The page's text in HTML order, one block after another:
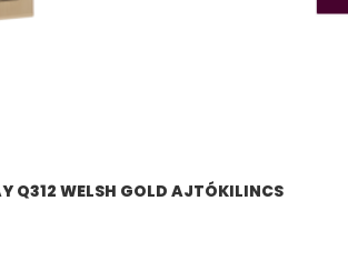
Q312 WELSH GOLD AJTÓKILINCS